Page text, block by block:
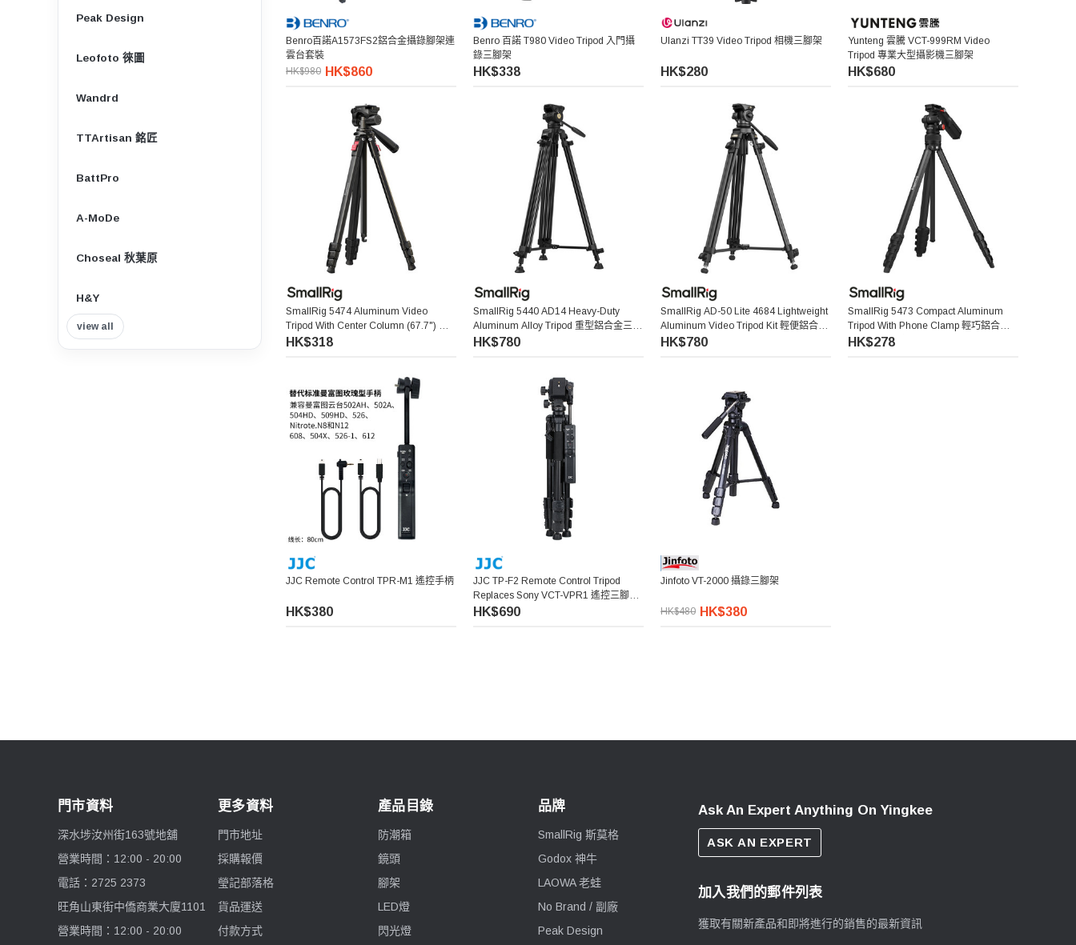
Peak Design
Leofoto 徠圖
Wandrd
TTArtisan 銘匠
BattPro
A-MoDe
Choseal 秋葉原
H&Y
Insta360
Blackmagic Design
Saramonic 楓笛
Marsace 馬小路
DJI 大疆
view all
Benro百諾A1573FS2鋁合金攝錄腳架連
雲台套裝
HK$980 HK$860
Benro 百諾 T980 Video Tripod 入門攝
錄三腳架
HK$338
Ulanzi TT39 Video Tripod 相機三腳架
HK$280
Yunteng 雲騰 VCT-999RM Video
Tripod 專業大型攝影機三腳架
HK$680
SmallRig 5474 Aluminum Video
Tripod With Center Column (67.7") 鋁
合金攝影三腳架
HK$318
SmallRig 5440 AD14 Heavy-Duty
Aluminum Alloy Tripod 重型鋁合金三腳
架套裝
HK$780
SmallRig AD-50 Lite 4684 Lightweight
Aluminum Video Tripod Kit 輕便鋁合金
攝影三腳架
HK$780
SmallRig 5473 Compact Aluminum
Tripod With Phone Clamp 輕巧鋁合金
三腳架 (附手機夾)
HK$278
JJC Remote Control TPR-M1 遙控手柄
HK$380
JJC TP-F2 Remote Control Tripod
Replaces Sony VCT-VPR1 遙控三腳架
(連遙控手柄)
HK$690
Jinfoto VT-2000 攝錄三腳架
HK$480 HK$380
門市資料
深水埗汝州街163號地舖
營業時間：12:00 - 20:00
電話：2725 2373
旺角山東街中僑商業大廈1101
營業時間：12:00 - 20:00
更多資料
門市地址
採購報價
瑩記部落格
貨品運送
付款方式
產品目錄
防潮箱
鏡頭
腳架
LED燈
閃光燈
品牌
SmallRig 斯莫格
Godox 神牛
LAOWA 老蛙
No Brand / 副廠
Peak Design
Ask An Expert Anything On Yingkee
ASK AN EXPERT
加入我們的郵件列表
獲取有關新產品和即將進行的銷售的最新資訊